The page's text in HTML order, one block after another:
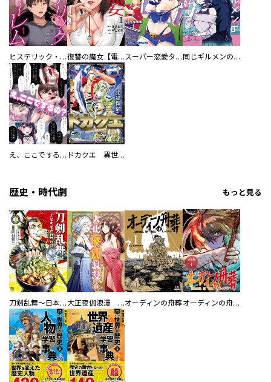
ヒステリック・ハーレム～搾られる男と堕ちる女～【電子単行本版】 復讐の魔女【電子単行本版】 スーパー恋愛タイム！～現場でドＳな彼女は自宅でデレる～ 同じギルメンの声が好き
え、ここでするの？ アイドルのファンが知らない日常 ドカクエ 異世界ドカコッククエスト
歴史・時代劇 もっと見る
刀剣乱舞～日本号つれづれ酒～ 大正夜伽浪漫 －金曜日の花嫁—オーディンの舟葬 オーディンの舟葬 分冊版